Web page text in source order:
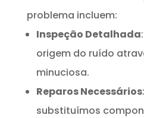
problema incluem:
Inspeção Detalhada
origem do ruído
minuciosa.
Reparos Necessários
substituímos